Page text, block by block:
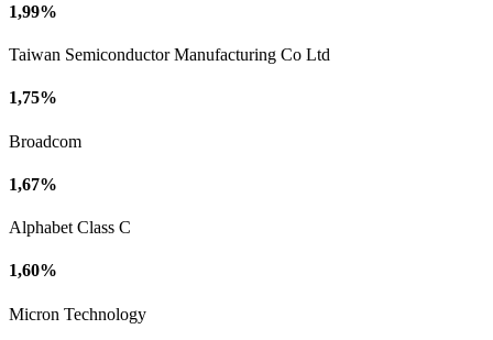
1,99%
Taiwan Semiconductor Manufacturing Co Ltd
1,75%
Broadcom
1,67%
Alphabet Class C
1,60%
Micron Technology